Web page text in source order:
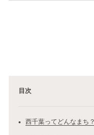
目次
西千葉ってどんなまち？